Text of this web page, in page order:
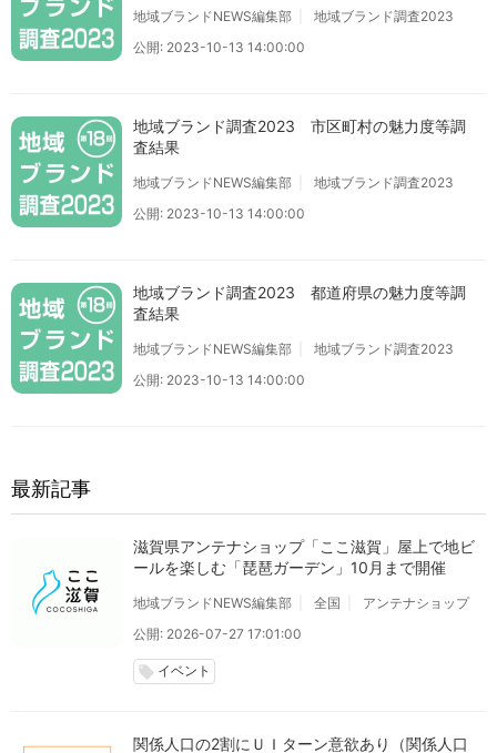
地域ブランドNEWS編集部
地域ブランド調査2023
公開: 2023-10-13 14:00:00
地域ブランド調査2023 市区町村の魅力度等調
査結果
地域ブランドNEWS編集部
地域ブランド調査2023
公開: 2023-10-13 14:00:00
地域ブランド調査2023 都道府県の魅力度等調
査結果
地域ブランドNEWS編集部
地域ブランド調査2023
公開: 2023-10-13 14:00:00
最新記事
滋賀県アンテナショップ「ここ滋賀」屋上で地ビ
ールを楽しむ「琵琶ガーデン」10月まで開催
地域ブランドNEWS編集部 全国
アンテナショップ
公開: 2026-07-27 17:01:00
local_offer イベント
関係人口の2割にＵＩターン意欲あり（関係人口